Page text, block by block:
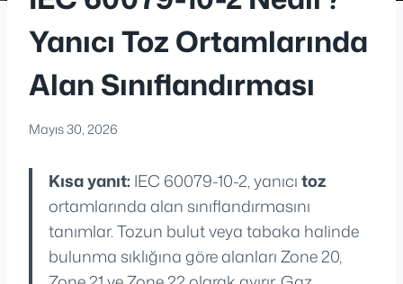
Yanıcı Toz Ortamlarında
Alan Sınıflandırması
Mayıs 30, 2026
Kısa yanıt:IEC 60079-10-2, yanıcıtoz
ortamlarında alan sınıflandırmasını
tanımlar. Tozun bulut veya tabaka halinde
bulunma sıklığına göre alanları Zone 20,